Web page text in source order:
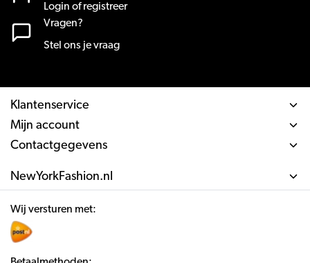
Login of registreer
Vragen?
Stel ons je vraag
Klantenservice
Mijn account
Contactgegevens
NewYorkFashion.nl
Wij versturen met: